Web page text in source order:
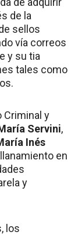
de la
sellos
vía correos
y su tia
tales como
Criminal y
Servini,
Inés
en
y
los